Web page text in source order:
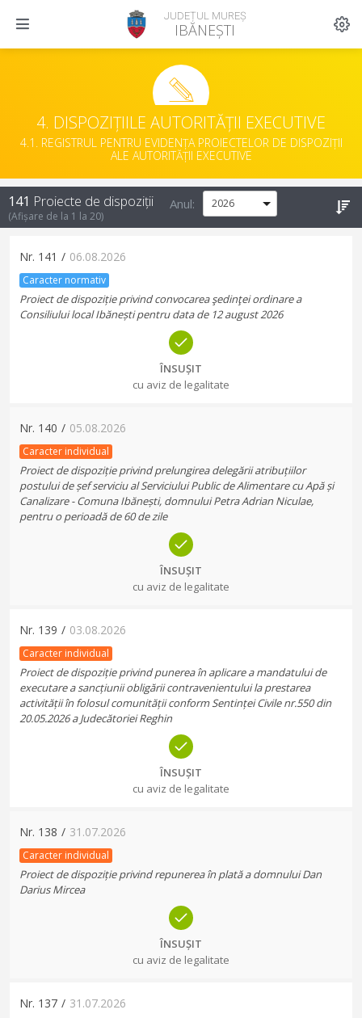
JUDEȚUL MUREȘ
IBĂNEȘTI
4. DISPOZIȚIILE AUTORITĂȚII EXECUTIVE
4.1. REGISTRUL PENTRU EVIDENȚA PROIECTELOR DE DISPOZIȚII
ALE AUTORITĂȚII EXECUTIVE
141 Proiecte de dispoziții
(Afișare de la 1 la 20)
Anul:
Nr. 141 / 06.08.2026
Caracter normativ
Proiect de dispoziție privind convocarea şedinţei ordinare a
Consiliului local Ibănești pentru data de 12 august 2026
ÎNSUȘIT
cu aviz de legalitate
Nr. 140 / 05.08.2026
Caracter individual
Proiect de dispoziție privind prelungirea delegării atribuțiilor
postului de șef serviciu al Serviciului Public de Alimentare cu Apă și
Canalizare - Comuna Ibănești, domnului Petra Adrian Niculae,
pentru o perioadă de 60 de zile
ÎNSUȘIT
cu aviz de legalitate
Nr. 139 / 03.08.2026
Caracter individual
Proiect de dispoziție privind punerea în aplicare a mandatului de
executare a sancțiunii obligării contravenientului la prestarea
activității în folosul comunității conform Sentinței Civile nr.550 din
20.05.2026 a Judecătoriei Reghin
ÎNSUȘIT
cu aviz de legalitate
Nr. 138 / 31.07.2026
Caracter individual
Proiect de dispoziție privind repunerea în plată a domnului Dan
Darius Mircea
ÎNSUȘIT
cu aviz de legalitate
Nr. 137 / 31.07.2026